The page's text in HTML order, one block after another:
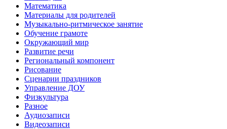
Математика
Материалы для родителей
Музыкально-ритмическое занятие
Обучение грамоте
Окружающий мир
Развитие речи
Региональный компонент
Рисование
Сценарии праздников
Управление ДОУ
Физкультура
Разное
Аудиозаписи
Видеозаписи